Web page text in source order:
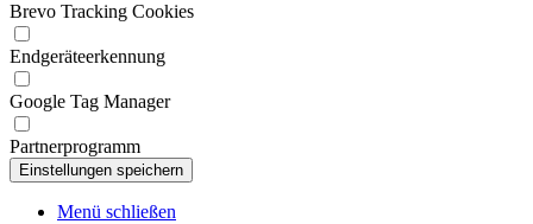
Brevo Tracking Cookies
Endgeräteerkennung
Google Tag Manager
Partnerprogramm
Menü schließen